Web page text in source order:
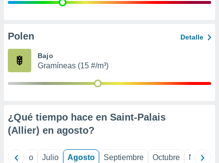
e
publicidad
Polen Detalle
Bajo
Gramíneas (15 #/m³)
¿Qué tiempo hace en Saint-Palais
(Allier) en agosto?
Junio Julio Agosto Septiembre Octubre